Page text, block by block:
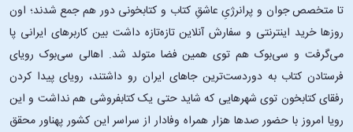
تا متخصص جوان و پرانرژیِ عاشقِ کتاب و کتابخونی دور هم جمع شدند؛ اون‌
روزها خرید اینترنتی و سفارش آنلاین تازه‌تازه داشت بین کاربرهای ایرانی پا
می‌گرفت و سی‌بوک هم توی همین فضا متولد شد. اهالی سی‌بوک رویای
فرستادن کتاب به دوردست‌ترین جاهای ایران رو داشتند، رویای پیدا کردن
رفقای کتابخون توی شهرهایی که شاید حتی یک کتابفروشی هم نداشت و این
رویا امروز با حضور صدها هزار همراه وفادار از سراسر این کشور پهناور محقق